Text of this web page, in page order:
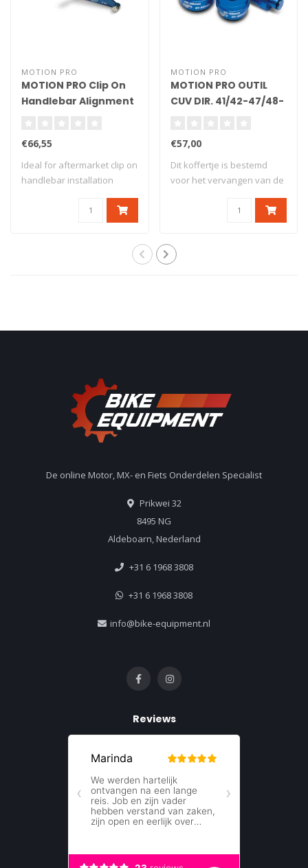
MOTION PRO
MOTION PRO Clip On
Handlebar Alignment
€66,55
Ideal for aftermarket clip on
handlebar installation
MOTION PRO
MOTION PRO OUTIL
CUV DIR. 41/42-47/48-
€57,00
Dit koffertje is bestemd
voor het vervangen van de
De online Motor, MX- en Fiets Onderdelen Specialist
Prikwei 32
8495 NG
Aldeboarn, Nederland
+31 6 1968 3808
+31 6 1968 3808
info@bike-equipment.nl
Reviews